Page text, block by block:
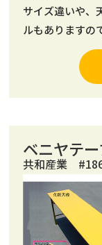
サイズ違いや、
ルもありますの
ベニヤテ
共和産業